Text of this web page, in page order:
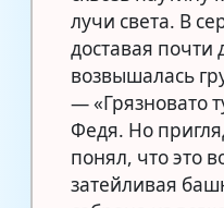
лучи света. В
доставая почти
возвышалась
— «Грязновато
Федя. Но
понял, что это
затейливая